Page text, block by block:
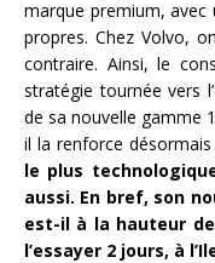
marque premium, avec
propres. Chez Volvo,
contraire. Ainsi, le
stratégie tournée vers
de sa nouvelle gamme
il la renforce désormais
le plus
aussi. En bref, son
est-il à la hauteur
l’essayer 2 jours, à